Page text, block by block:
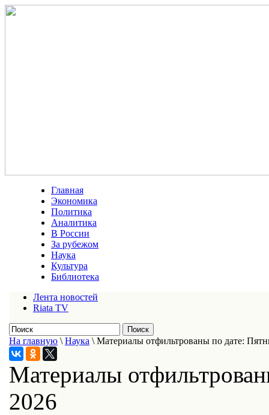
Главная
Экономика
Политика
Аналитика
В России
За рубежом
Наука
Культура
Библиотека
Лента новостей
Riata TV
На главную \ Наука \ Материалы отфильтрованы по дате:
Материалы
2026